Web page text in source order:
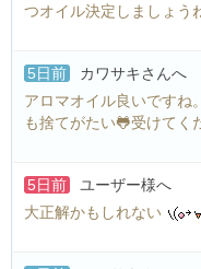
つオイル決定しましょう
5日前 カワサキさんへ
アロマオイル良いです
も捨てがたい🐸受けてく
5日前 ユーザー様へ
大正解かもしれない